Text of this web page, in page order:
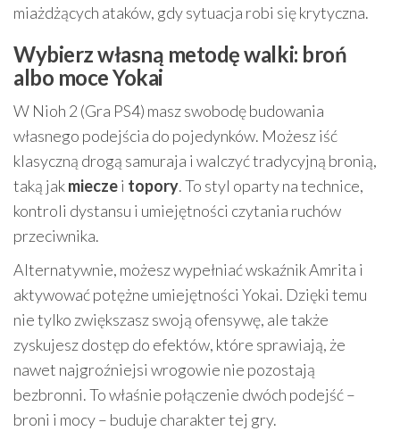
miażdżących ataków, gdy sytuacja robi się krytyczna.
Wybierz własną metodę walki: broń
albo moce Yokai
W Nioh 2 (Gra PS4) masz swobodę budowania
własnego podejścia do pojedynków. Możesz iść
klasyczną drogą samuraja i walczyć tradycyjną bronią,
taką jakmieczei topory. To styl oparty na technice,
kontroli dystansu i umiejętności czytania ruchów
przeciwnika.
Alternatywnie, możesz wypełniać wskaźnik Amrita i
aktywować potężne umiejętności Yokai. Dzięki temu
nie tylko zwiększasz swoją ofensywę, ale także
zyskujesz dostęp do efektów, które sprawiają, że
nawet najgroźniejsi wrogowie nie pozostają
bezbronni. To właśnie połączenie dwóch podejść –
broni i mocy – buduje charakter tej gry.